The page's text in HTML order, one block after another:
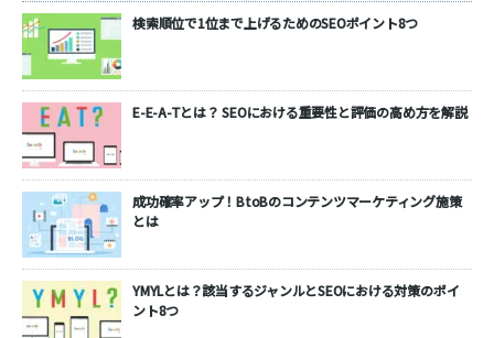
検索順位で1位まで上げるためのSEOポイント8つ
E-E-A-Tとは？ SEOにおける重要性と評価の高め方を解説
成功確率アップ！BtoBのコンテンツマーケティング施策
とは
YMYLとは？該当するジャンルとSEOにおける対策のポイ
ント8つ